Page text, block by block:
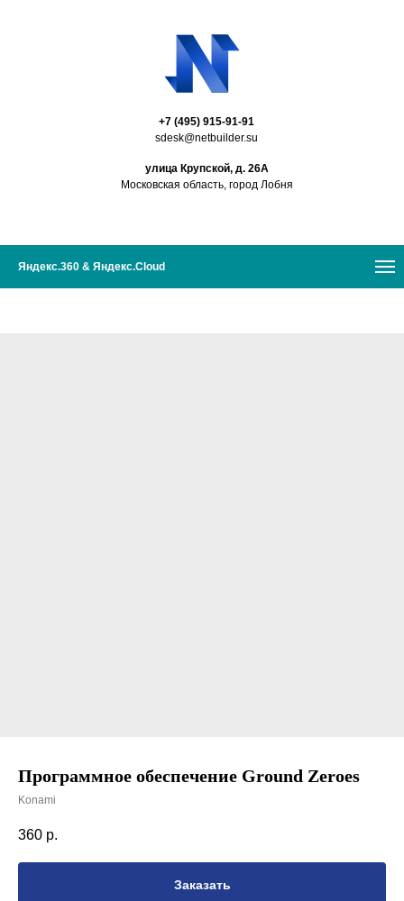
+7 (495) 915-91-91
sdesk@netbuilder.su
улица Крупской, д. 26А
Московская область, город Лобня
Яндекс.360 & Яндекс.Cloud
Программное обеспечение Ground Zeroes
Konami
360 р.
Заказать